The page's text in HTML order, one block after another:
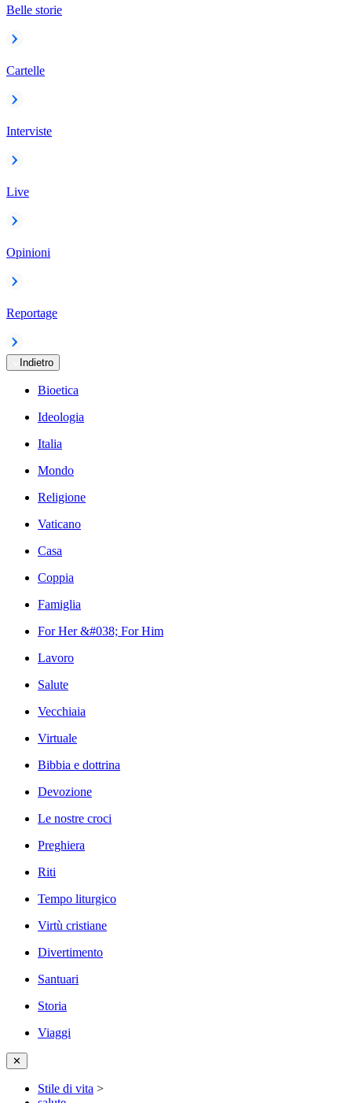
Belle storie
Cartelle
Interviste
Live
Opinioni
Reportage
Indietro
Bioetica
Ideologia
Italia
Mondo
Religione
Vaticano
Casa
Coppia
Famiglia
For Her &#038; For Him
Lavoro
Salute
Vecchiaia
Virtuale
Bibbia e dottrina
Devozione
Le nostre croci
Preghiera
Riti
Tempo liturgico
Virtù cristiane
Divertimento
Santuari
Storia
Viaggi
✕
Stile di vita >